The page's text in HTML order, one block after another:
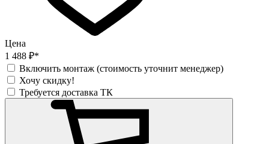
Цена
1 488 ₽*
Включить монтаж (стоимость уточнит менеджер)
Хочу скидку!
Требуется доставка ТК